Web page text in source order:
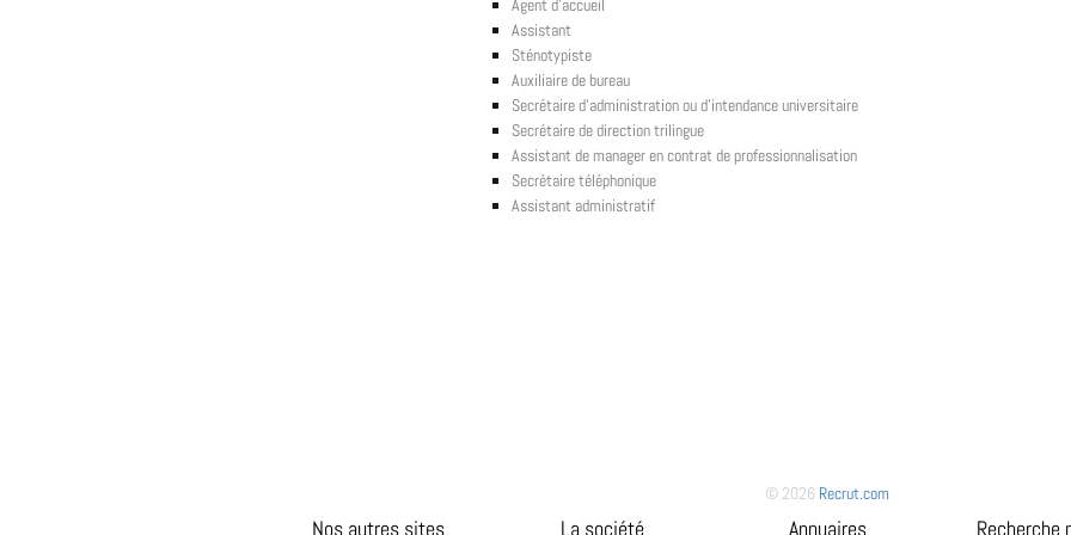
Agent d'accueil
Assistant
Sténotypiste
Auxiliaire de bureau
Secrétaire d'administration ou d'intendance universitaire
Secrétaire de direction trilingue
Assistant de manager en contrat de professionnalisation
Secrétaire téléphonique
Assistant administratif
© 2026 Recrut.com
Nos autres sites La société Annuaires Recherche